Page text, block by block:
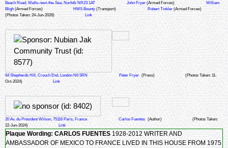
Beach Road, Wells-next-the-Sea, Norfolk NR23 1AT John Fryer (Armed Forces)
William
Bligh (Armed Forces) HMS Bounty (Transport) Robert Tinkler (Armed Forces)
(Photos Taken: 24-Jun-2026)
Link
64 Shepherds Hill, Crouch End, London N6 5RN Peter Fryer (Press)
(Photos Taken: 11-
Oct-2024)
Link
20 Av. du Président Wilson, 75116 Paris, France Carlos Fuentes (Author)
(Photos Taken:
22-Jun-2024)
Link
Plaque Wording: CARLOS FUENTES 1928-2012 WRITER AND
AMBASSADOR OF MEXICO TO FRANCE LIVED IN THIS HOUSE FROM 1975